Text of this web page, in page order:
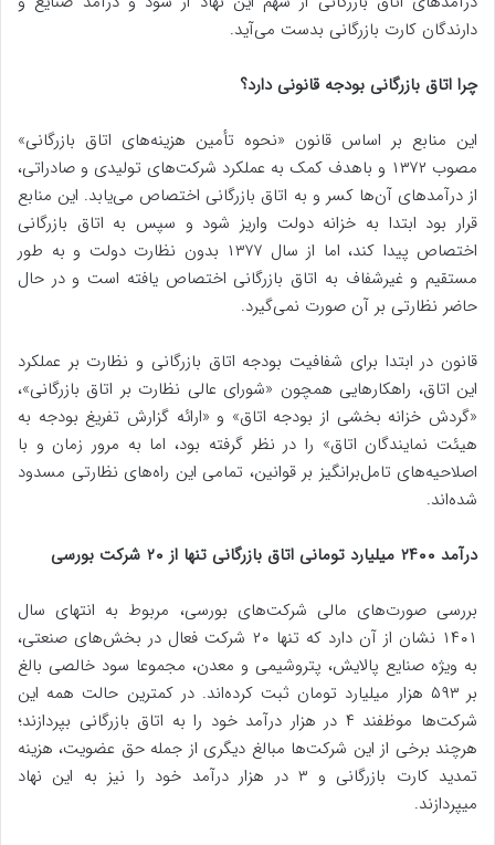
دارندگان کارت بازرگانی بدست می‌آید.
چرا اتاق بازرگانی بودجه قانونی دارد؟
این منابع بر اساس قانون «نحوه تأمین هزینه‌های اتاق بازرگانی»
مصوب ۱۳۷۲ و باهدف کمک به عملکرد شرکت‌های تولیدی و صادراتی،
از درآمدهای آن‌ها کسر و به اتاق بازرگانی اختصاص می‌یابد. این منابع
قرار بود ابتدا به خزانه دولت واریز شود و سپس به اتاق بازرگانی
اختصاص پیدا کند، اما از سال ۱۳۷۷ بدون نظارت دولت و به طور
مستقیم و غیرشفاف به اتاق بازرگانی اختصاص یافته است و در حال
حاضر نظارتی بر آن صورت نمی‌گیرد.
قانون در ابتدا برای شفافیت بودجه اتاق بازرگانی و نظارت بر عملکرد
این اتاق، راهکارهایی همچون «شورای عالی نظارت بر اتاق بازرگانی»،
«گردش خزانه بخشی از بودجه اتاق» و «ارائه گزارش تفریغ بودجه به
هیئت نمایندگان اتاق» را در نظر گرفته بود، اما به مرور زمان و با
اصلاحیه‌های تامل‌برانگیز بر قوانین، تمامی این راه‌های نظارتی مسدود
شده‌اند.
درآمد ۲۴۰۰ میلیارد تومانی اتاق بازرگانی تنها از ۲۰ شرکت بورسی
بررسی صورت‌های مالی شرکت‌های بورسی، مربوط به انتهای سال
۱۴۰۱ نشان از آن دارد که تنها ۲۰ شرکت فعال در بخش‌های صنعتی،
به ویژه صنایع پالایش، پتروشیمی و معدن، مجموعا سود خالصی بالغ
بر ۵۹۳ هزار میلیارد تومان ثبت کرده‌اند. در کمترین حالت همه این
شرکت‌ها موظفند ۴ در هزار درآمد خود را به اتاق بازرگانی بپردازند؛
هرچند برخی از این شرکت‌ها مبالغ دیگری از جمله حق عضویت، هزینه
تمدید کارت بازرگانی و ۳ در هزار درآمد خود را نیز به این نهاد
میپردازند.